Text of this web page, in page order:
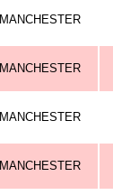
MANCHESTER
MANCHESTER
MANCHESTER
MANCHESTER